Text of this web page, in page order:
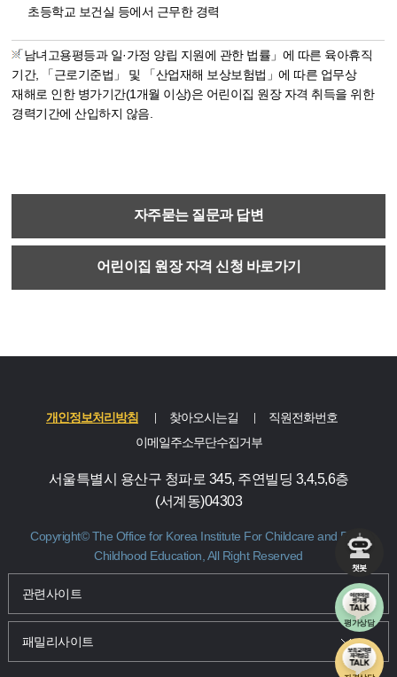
챗봇
평가상담
초등학교 보건실 등에서 근무한 경력
「남녀고용평등과 일·가정 양립 지원에 관한 법률」에 따른 육아휴직
기간, 「근로기준법」 및 「산업재해 보상보험법」에 따른 업무상
재해로 인한 병가기간(1개월 이상)은 어린이집 원장 자격 취득을 위한
경력기간에 산입하지 않음.
자주묻는 질문과 답변
어린이집 원장 자격 신청 바로가기
개인정보처리방침 찾아오시는길
직원전화번호
이메일주소무단수집거부
서울특별시 용산구 청파로 345, 주연빌딩 3,4,5,6층
(서계동)04303
Copyright© The Office for Korea Institute For Childcare and Early
Childhood Education, All Right Reserved
관련사이트 및 패밀리사이트 바로가기
관련사이트
패밀리사이트